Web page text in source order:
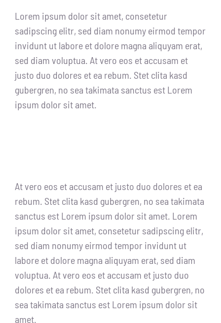
Lorem ipsum dolor sit amet, consetetur
sadipscing elitr, sed diam nonumy eirmod tempor
invidunt ut labore et dolore magna aliquyam erat,
sed diam voluptua. At vero eos et accusam et
justo duo dolores et ea rebum. Stet clita kasd
gubergren, no sea takimata sanctus est Lorem
ipsum dolor sit amet.
At vero eos et accusam et justo duo dolores et ea
rebum. Stet clita kasd gubergren, no sea takimata
sanctus est Lorem ipsum dolor sit amet. Lorem
ipsum dolor sit amet, consetetur sadipscing elitr,
sed diam nonumy eirmod tempor invidunt ut
labore et dolore magna aliquyam erat, sed diam
voluptua. At vero eos et accusam et justo duo
dolores et ea rebum. Stet clita kasd gubergren, no
sea takimata sanctus est Lorem ipsum dolor sit
amet.